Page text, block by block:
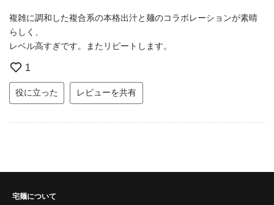
複雑に調和した複合系の本格出汁と麺のコラボレーションが素晴
らしく、
レベル高すぎです。またリピートします。
1
役に立った レビューを共有
宅麺について